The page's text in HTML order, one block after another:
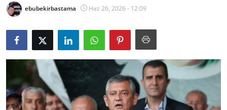
ebubekirbastama Haz 26, 2026 - 12:09